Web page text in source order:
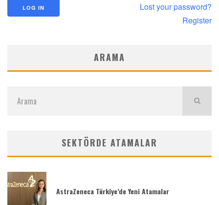
Lost your password?
Register
ARAMA
SEKTÖRDE ATAMALAR
AstraZeneca Türkiye’de Yeni Atamalar